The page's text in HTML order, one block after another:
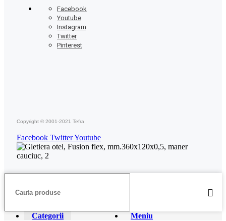
Facebook
Youtube
Instagram
Twitter
Pinterest
Copyright © 2001-2021 Tefra
Facebook TwitterYoutube
Meniu
Categorii